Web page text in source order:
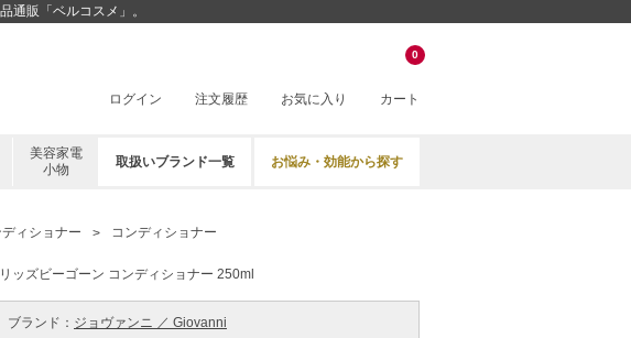
通販「ベルコスメ」。
ログイン 注文履歴 お気に入り カート
0
美容家電
小物
取扱いブランド一覧 お悩み・効能から探す
ィショナー
コンディショナー
ッズビーゴーン コンディショナー 250ml
ブランド： ジョヴァンニ ／ Giovanni